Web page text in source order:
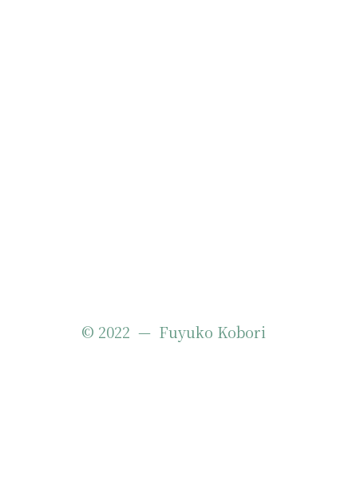
© 2022 — Fuyuko Kobori